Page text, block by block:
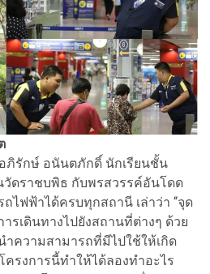
กษ์ อนันตภักดิ์ นักเรียนชั้น
วัดราชบพิธ กับพรสวรรค์อันโดด
ไฟฟ้าได้ครบทุกสถานี เล่าว่า “จุด
รเดินทางไปยังสถานที่ต่างๆ ด้วย
ำความสามารถที่มีไปใช้ให้เกิด
ครงการนี้ทำให้ได้ลองทำอะไร